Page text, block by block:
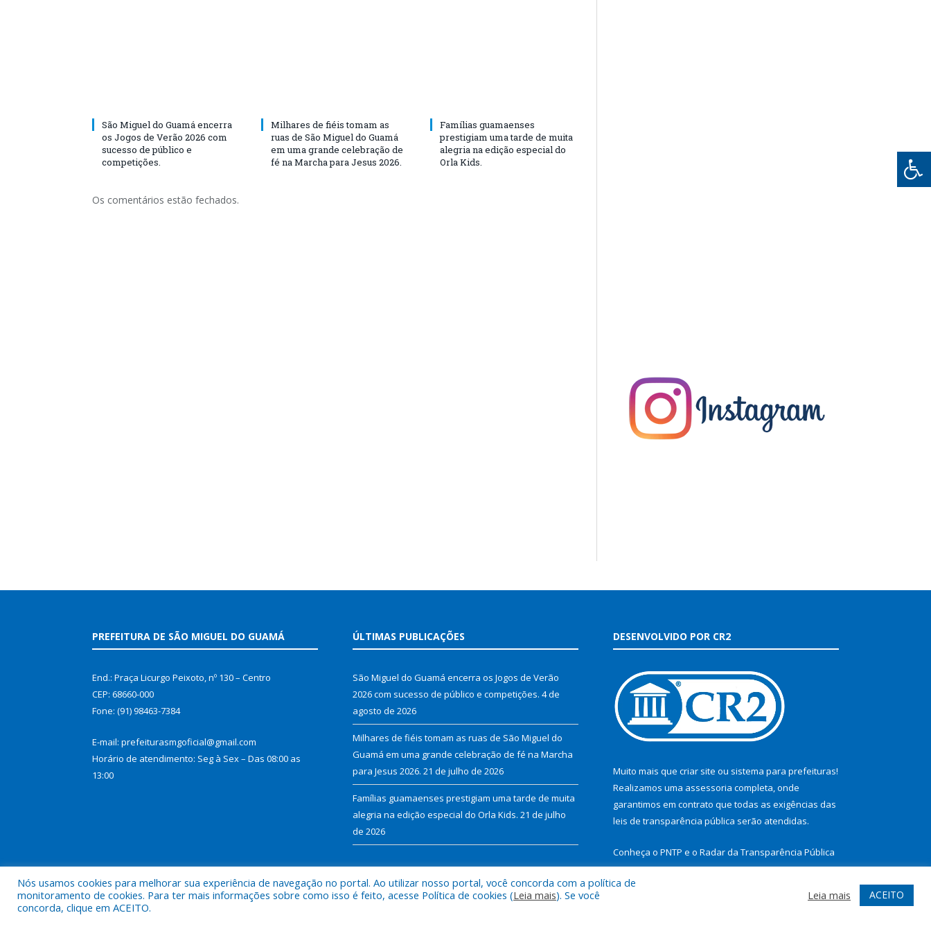
São Miguel do Guamá encerra
os Jogos de Verão 2026 com
sucesso de público e
competições.
Milhares de fiéis tomam as
ruas de São Miguel do Guamá
em uma grande celebração de
fé na Marcha para Jesus 2026.
Famílias guamaenses
prestigiam uma tarde de muita
alegria na edição especial do
Orla Kids.
Os comentários estão fechados.
PREFEITURA DE SÃO MIGUEL DO GUAMÁ
End.: Praça Licurgo Peixoto, nº 130 – Centro
CEP: 68660-000
Fone: (91) 98463-7384
E-mail: prefeiturasmgoficial@gmail.com
Horário de atendimento: Seg à Sex – Das 08:00 as
13:00
ÚLTIMAS PUBLICAÇÕES
São Miguel do Guamá encerra os Jogos de Verão
2026 com sucesso de público e competições. 4 de
agosto de 2026
Milhares de fiéis tomam as ruas de São Miguel do
Guamá em uma grande celebração de fé na Marcha
para Jesus 2026. 21 de julho de 2026
Famílias guamaenses prestigiam uma tarde de muita
alegria na edição especial do Orla Kids. 21 de julho
de 2026
DESENVOLVIDO POR CR2
Muito mais que criar site ou sistema para prefeituras!
Realizamos uma assessoria completa, onde
garantimos em contrato que todas as exigências das
leis de transparência pública serão atendidas.
Conheça o PNTP e o Radar da Transparência Pública
Nós usamos cookies para melhorar sua experiência de navegação no portal. Ao utilizar nosso portal, você concorda com a política de
monitoramento de cookies. Para ter mais informações sobre como isso é feito, acesse Política de cookies (Leia mais). Se você
concorda, clique em ACEITO.
Leia mais ACEITO